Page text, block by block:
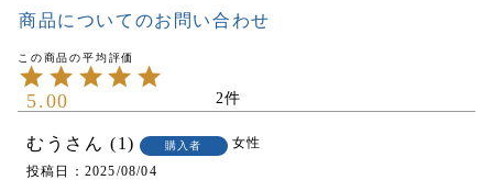
商品についてのお問い合わせ
5.00 2
むう 1 購入者
女性
投稿日
2025/08/04